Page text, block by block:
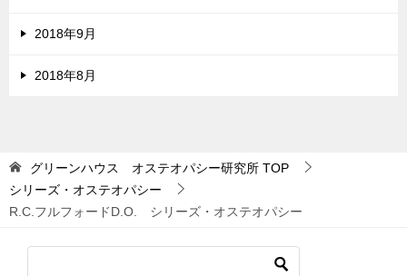
2018年9月
2018年8月
グリーンハウス オステオパシー研究所 TOP
シリーズ・オステオパシー
R.C.フルフォードD.O. シリーズ・オステオパシー